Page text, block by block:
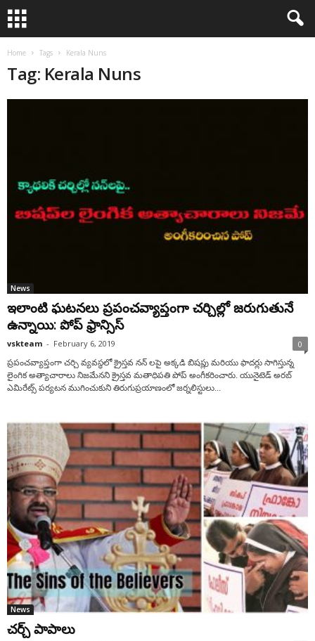
Home Tags Kerala Nuns
Tag: Kerala Nuns
News
ఇలాంటి ఘటనలు ప్రపంచవ్యాప్తంగా చర్చిల్లో జరుగుతునే
ఉన్నాయి: పోప్ ఫ్రాన్సిస్
vskteam - February 6, 2019 0
ప్రపంచవ్యాప్తంగా చర్చి వ్యవస్థలో క్రైస్తవ నన్ లపై అక్కడి బిషప్లు మరియు ఫాదర్లు సాగిస్తున్న
లైంగిక అత్యాచారాలు నిజమేనని క్రైస్తవ మతాధిపతి పోప్ అంగీకరించారు. యునైటెడ్ అరబ్
ఎమిరేట్స్ పర్యటన ముగించుకుని తిరుగుప్రయాణంలో జర్నలిస్టులు...
News
చర్చ్ పాపాలు